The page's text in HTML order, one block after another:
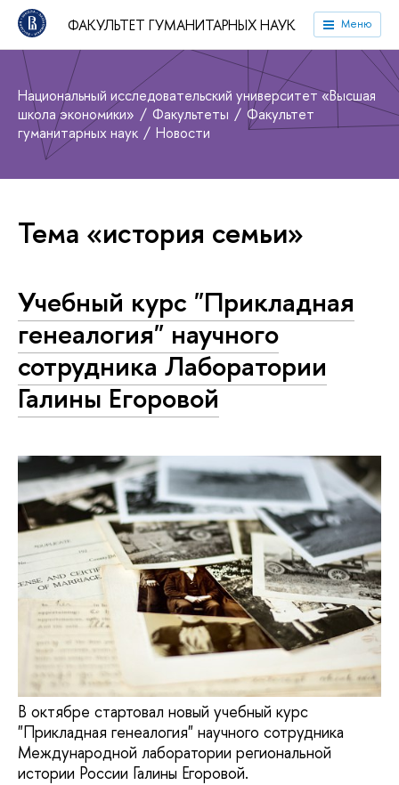
ФАКУЛЬТЕТ ГУМАНИТАРНЫХ НАУК Меню
Национальный исследовательский университет «Высшая
школа экономики»
Факультеты
Факультет
гуманитарных наук
Новости
Тема «история семьи»
Учебный курс "Прикладная
генеалогия" научного
сотрудника Лаборатории
Галины Егоровой
В октябре стартовал новый учебный курс
"Прикладная генеалогия" научного сотрудника
Международной лаборатории региональной
истории России Галины Егоровой.